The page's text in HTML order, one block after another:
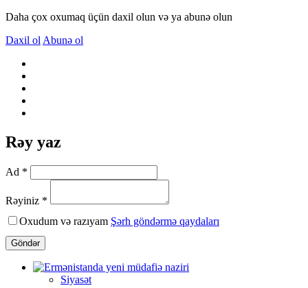
Daha çox oxumaq üçün daxil olun və ya abunə olun
Daxil ol Abunə ol
Rəy yaz
Ad *
Rəyiniz *
Oxudum və razıyam Şərh göndərmə qaydaları
Göndər
Siyasət